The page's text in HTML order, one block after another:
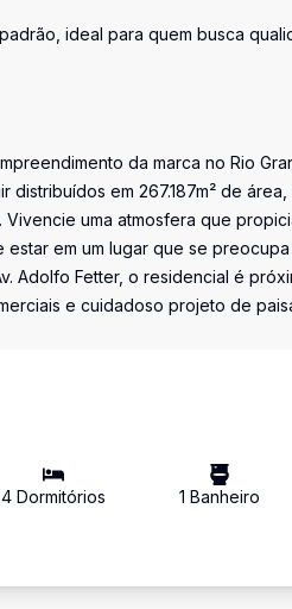
ideal para quem busca
da marca no Rio
em 267.187m² de
uma atmosfera que
em um lugar que se
Adolfo Fetter, o residencial é
e cuidadoso projeto de
4Dormitórios 1 Banheiro